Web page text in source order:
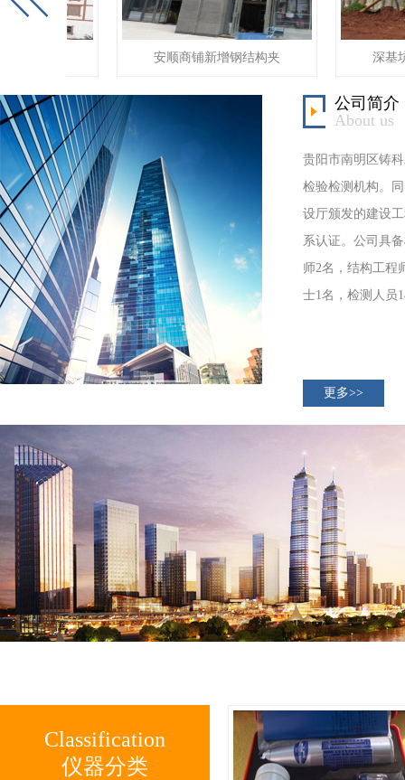
安顺商铺新增钢结构夹 深基
公司简介
About us
贵阳市南明区铸
检验检测机构。
设厅颁发的建设
系认证。公司具
师2名，结构工程
士1名，检测人员
更多>>
Classification
仪器分类